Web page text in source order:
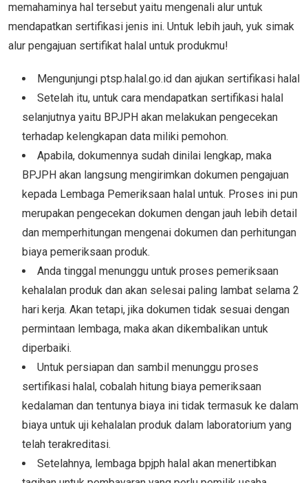
memahaminya hal tersebut yaitu mengenali alur untuk
mendapatkan sertifikasi jenis ini. Untuk lebih jauh, yuk simak
alur pengajuan sertifikat halal untuk produkmu!
Mengunjungi ptsp.halal.go.id dan ajukan sertifikasi halal
Setelah itu, untuk cara mendapatkan sertifikasi halal
selanjutnya yaitu BPJPH akan melakukan pengecekan
terhadap kelengkapan data miliki pemohon.
Apabila, dokumennya sudah dinilai lengkap, maka
BPJPH akan langsung mengirimkan dokumen pengajuan
kepada Lembaga Pemeriksaan halal untuk. Proses ini pun
merupakan pengecekan dokumen dengan jauh lebih detail
dan memperhitungan mengenai dokumen dan perhitungan
biaya pemeriksaan produk.
Anda tinggal menunggu untuk proses pemeriksaan
kehalalan produk dan akan selesai paling lambat selama 2
hari kerja. Akan tetapi, jika dokumen tidak sesuai dengan
permintaan lembaga, maka akan dikembalikan untuk
diperbaiki.
Untuk persiapan dan sambil menunggu proses
sertifikasi halal, cobalah hitung biaya pemeriksaan
kedalaman dan tentunya biaya ini tidak termasuk ke dalam
biaya untuk uji kehalalan produk dalam laboratorium yang
telah terakreditasi.
Setelahnya, lembaga bpjph halal akan menertibkan